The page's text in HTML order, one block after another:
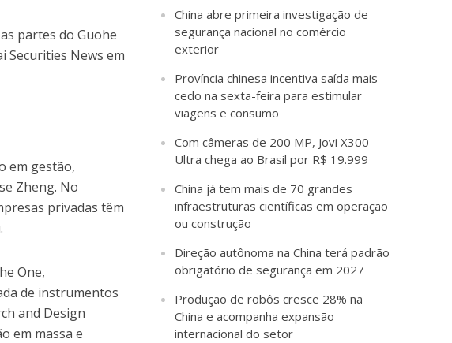
partes do Guohe
Securities News em
em gestão,
Zheng. No
privadas têm
One,
de instrumentos
and Design
em massa e
China abre primeira investigação de
segurança nacional no comércio
exterior
Província chinesa incentiva saída mais
cedo na sexta-feira para estimular
viagens e consumo
Com câmeras de 200 MP, Jovi X300
Ultra chega ao Brasil por R$ 19.999
China já tem mais de 70 grandes
infraestruturas científicas em operação
ou construção
Direção autônoma na China terá padrão
obrigatório de segurança em 2027
Produção de robôs cresce 28% na
China e acompanha expansão
internacional do setor